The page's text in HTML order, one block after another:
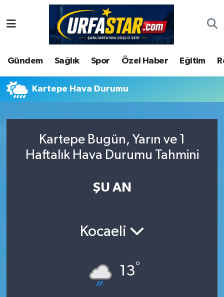
Gündem Sağlık Spor Özel Haber Eğitim
Kartepe Hava Durumu
Kartepe Bugün, Yarın ve 1
Haftalık Hava Durumu Tahmini
ŞU AN
Kocaeli
13°
ASAYİS
ÇEVRE
DUNYA
Ekonomi
Şanlıurfa Nöbetçi Eczaneler
Şanlıurfa Hava Durumu
Şanlıurfa Namaz Vakitleri
Süper Lig Puan Durumu ve Fikstür
Son Dakika Haberleri